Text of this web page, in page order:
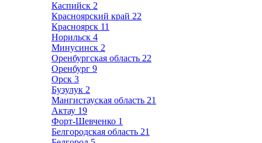
Каспийск 2
Красноярский край 22
Красноярск 11
Норильск 4
Минусинск 2
Оренбургская область 22
Оренбург 9
Орск 3
Бузулук 2
Мангистауская область 21
Актау 19
Форт-Шевченко 1
Белгородская область 21